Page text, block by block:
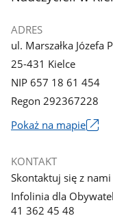
ADRES
ul. Marszałka Józefa
25-431 Kielce
NIP 657 18 61 454
Regon 292367228
Pokaż na mapieLink
nowym
oknie
KONTAKT
Skontaktuj się z nami
Infolinia dla
41 362 45 48